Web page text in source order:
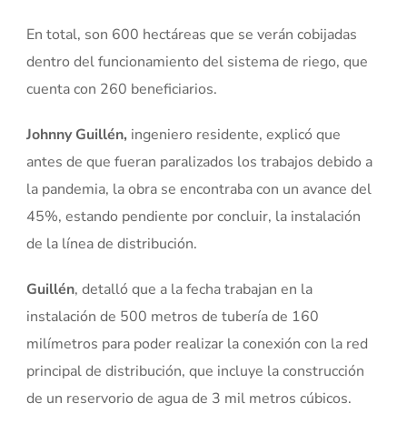
En total, son 600 hectáreas que se verán cobijadas
dentro del funcionamiento del sistema de riego, que
cuenta con 260 beneficiarios.
Johnny Guillén, ingeniero residente, explicó que
antes de que fueran paralizados los trabajos debido a
la pandemia, la obra se encontraba con un avance del
45%, estando pendiente por concluir, la instalación
de la línea de distribución.
Guillén, detalló que a la fecha trabajan en la
instalación de 500 metros de tubería de 160
milímetros para poder realizar la conexión con la red
principal de distribución, que incluye la construcción
de un reservorio de agua de 3 mil metros cúbicos.